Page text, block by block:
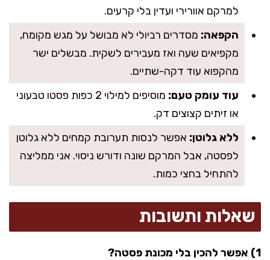
למרקם אוורירי ועדין בלי קרעים.
הקפאה: מסדרים רביולי לא מבושל על מגש מקומח,
מקפיאים שעה ואז מעבירים לשקית. מבשלים ישר
מהקפוא עוד דקה-שתיים.
עוד עומק טעם:
מוסיפים למילוי 2 כפות פסטו טבעוני
או זיתים קצוצים דק.
ללא גלוטן: אפשר לנסות תערובת קמחים ללא גלוטן
לפסטה, אבל המרקם שונה ודורש ניסוי. אני ממליצה
להתחיל בחצי כמות.
שאלות ותשובות
1) אפשר להכין בלי מכונת פסטה?